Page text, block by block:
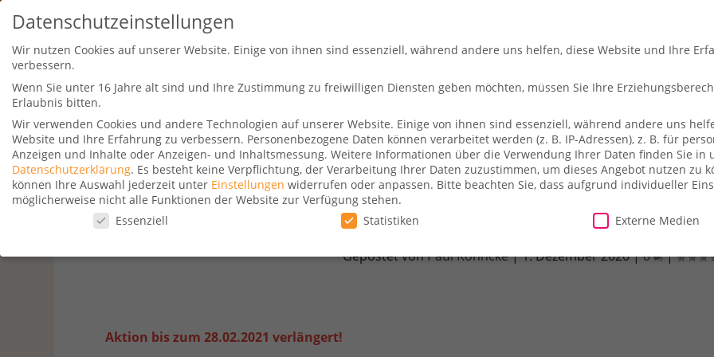
Travel Kurse Aktionen Hotelsuche So fliegt ihr Merch-Shop Payback Alles
Dreifache Punkte für alle Hyatt Aufenthalte bis zum
Gepostet vonPaul Köhncke|1. Dezember 2020|0 |
Aktion bis zum 28.02.2021 verlängert!
Datenschutzeinstellungen
Wir nutzen Cookies auf unserer Website. Einige von ihnen sind essenziell, während andere uns helfen, diese Website und Ihre
verbessern.
Wenn Sie unter 16 Jahre alt sind und Ihre Zustimmung zu freiwilligen Diensten geben möchten, müssen Sie Ihre
Erlaubnis bitten.
Wir verwenden Cookies und andere Technologien auf unserer Website. Einige von ihnen sind essenziell, während andere uns
Website und Ihre Erfahrung zu verbessern. Personenbezogene Daten können verarbeitet werden (z. B. IP-Adressen), z. B. für
Anzeigen und Inhalte oder Anzeigen- und Inhaltsmessung. Weitere Informationen über die Verwendung Ihrer Daten finden Sie in
Datenschutzerklärung. Es besteht keine Verpflichtung, der Verarbeitung Ihrer Daten zuzustimmen, um dieses Angebot nutzen zu
können Ihre Auswahl jederzeit unter Einstellungen widerrufen oder anpassen. Bitte beachten Sie, dass aufgrund individueller
möglicherweise nicht alle Funktionen der Website zur Verfügung stehen.
Datenschutzeinstellungen
Essenziell Statistiken Externe Medien
Datenschutzeinstellungen
Verwendung Ihrer Daten finden Sie in unsererDatenschutzerklärung
beachten Sie, dass aufgrund individueller Einstellungen möglicherweise nicht alle Funktionen der Website zur Verfügung stehen.